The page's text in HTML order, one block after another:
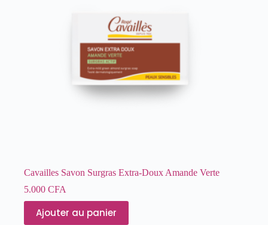
Cavailles Savon Surgras Extra-Doux Amande Verte
5.000 CFA
Ajouter au panier